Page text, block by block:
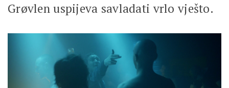
Grøvlen uspijeva savladati vrlo vješto.